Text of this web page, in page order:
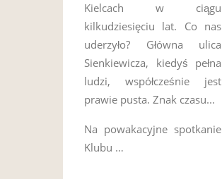
Kielcach w ciągu
kilkudziesięciu lat. Co nas
uderzyło? Główna ulica
Sienkiewicza, kiedyś pełna
ludzi, współcześnie jest
prawie pusta. Znak czasu...
Na powakacyjne spotkanie
Klubu …